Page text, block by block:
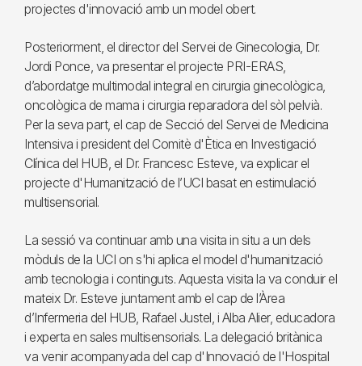
projectes d'innovació amb un model obert.
Posteriorment, el director del Servei de Ginecologia, Dr.
Jordi Ponce, va presentar el projecte PRI-ERAS,
d’abordatge multimodal integral en cirurgia ginecològica,
oncològica de mama i cirurgia reparadora del sòl pelvià.
Per la seva part, el cap de Secció del Servei de Medicina
Intensiva i president del Comitè d'Ètica en Investigació
Clínica del HUB, el Dr. Francesc Esteve, va explicar el
projecte d'Humanització de l’UCI basat en estimulació
multisensorial.
La sessió va continuar amb una visita in situ a un dels
mòduls de la UCI on s'hi aplica el model d'humanització
amb tecnologia i continguts. Aquesta visita la va conduir el
mateix Dr. Esteve juntament amb el cap de l’Àrea
d’Infermeria del HUB, Rafael Justel, i Alba Alier, educadora
i experta en sales multisensorials. La delegació britànica
va venir acompanyada del cap d'Innovació de l'Hospital